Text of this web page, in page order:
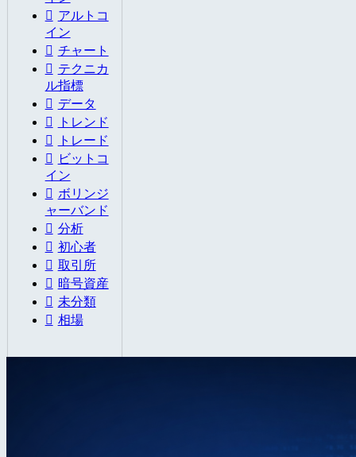
アルトコ
イン
チャート
テクニカ
ル指標
データ
トレンド
トレード
ビットコ
イン
ボリンジ
ャーバンド
分析
初心者
取引所
暗号資産
未分類
相場